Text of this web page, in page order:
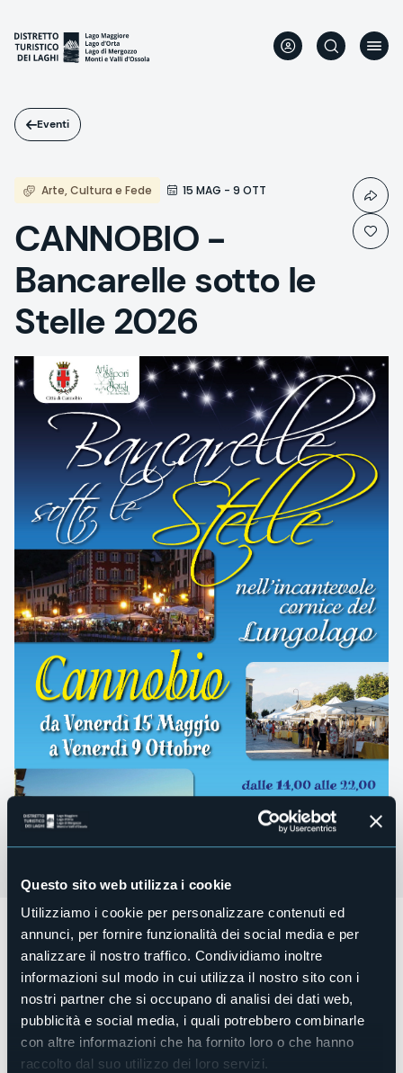
Questo sito web utilizza i cookie
Utilizziamo i cookie per personalizzare contenuti ed
annunci, per fornire funzionalità dei social media e per
analizzare il nostro traffico. Condividiamo inoltre
informazioni sul modo in cui utilizza il nostro sito con i
nostri partner che si occupano di analisi dei dati web,
pubblicità e social media, i quali potrebbero combinarle
con altre informazioni che ha fornito loro o che hanno
raccolto dal suo utilizzo dei loro servizi.
contenuto
principale
Eventi
Arte, Cultura e Fede 15 MAG - 9 OTT
CANNOBIO -
Bancarelle sotto le
Stelle 2026
Da venerdì 15 Maggio 2026 eper ogni venerdì fino a
venerdì 9 Ottobre, dalle ore 14.00 alle ore 22.00circa ci
sarannole Bancarelle sotto le Stelle!
Si tratta di mercatini dell'artigianato, dell'antiquariato, del
collezionismo e della creatività locale nell'incantevole
cornice del lungolago.
Organizzatore
Associazione Arti e Sapori di Nord Ovest e Città di Cannobio